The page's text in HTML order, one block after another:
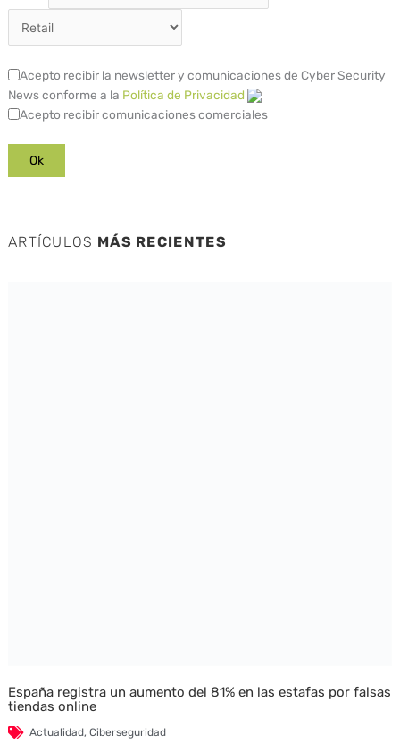
Acepto recibir la newsletter y comunicaciones de Cyber Security
News conforme a la Política de Privacidad
Acepto recibir comunicaciones comerciales
ARTÍCULOS MÁS RECIENTES
España registra un aumento del 81% en las estafas por falsas
tiendas online
Actualidad, Ciberseguridad